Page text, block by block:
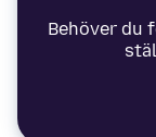
Behöver du